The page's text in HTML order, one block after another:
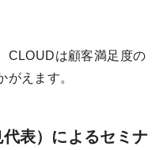
CLOUDは顧客満足度の
えます。
表）によるセミナ